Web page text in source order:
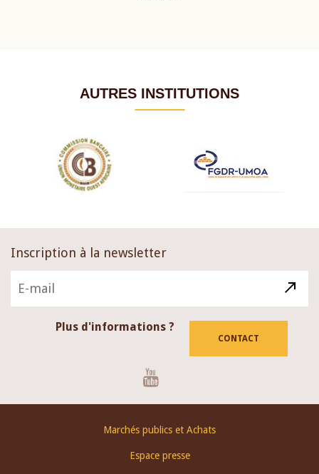
AUTRES INSTITUTIONS
Inscription à la newsletter
Plus d'informations ?
CONTACT
Marchés publics et Achats
Espace presse